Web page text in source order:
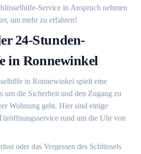
Service in Anspruch nehmen
um mehr zu erfahren!​
24-Stunden-
in Ronnewinkel
in Ronnewinkel spielt eine
um die Sicherheit und den Zugang zu
Wohnung geht. Hier sind einige
rund um die Uhr von
oder das Vergessen des Schlüssels